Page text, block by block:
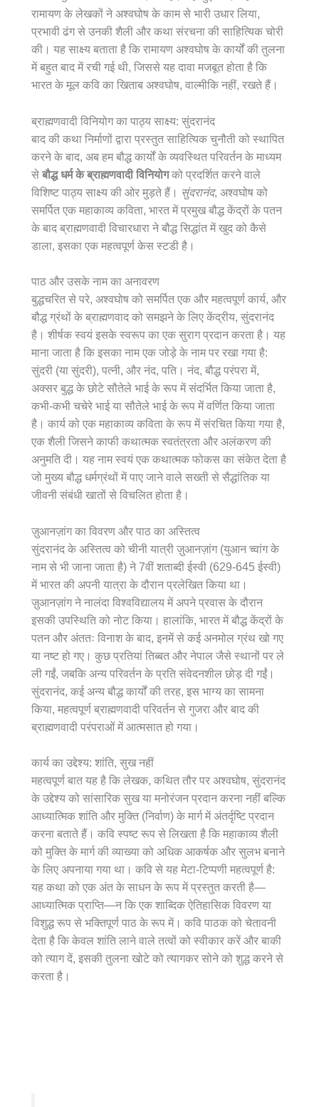
रामायण के लेखकों ने अश्वघोष के काम से भारी उधार लिया,
प्रभावी ढंग से उनकी शैली और कथा संरचना की साहित्यिक चोरी
की। यह साक्ष्य बताता है कि रामायण अश्वघोष के कार्यों की तुलना
में बहुत बाद में रची गई थी, जिससे यह दावा मजबूत होता है कि
भारत के मूल कवि का खिताब अश्वघोष, वाल्मीकि नहीं, रखते हैं।
ब्राह्मणवादी विनियोग का पाठ्य साक्ष्य: सुंदरानंद
बाद की कथा निर्माणों द्वारा प्रस्तुत साहित्यिक चुनौती को स्थापित
करने के बाद, अब हम बौद्ध कार्यों के व्यवस्थित परिवर्तन के माध्यम
से बौद्ध धर्म के ब्राह्मणवादी विनियोगको प्रदर्शित करने वाले
विशिष्ट पाठ्य साक्ष्य की ओर मुड़ते हैं। सुंदरानंद, अश्वघोष को
समर्पित एक महाकाव्य कविता, भारत में प्रमुख बौद्ध केंद्रों के पतन
के बाद ब्राह्मणवादी विचारधारा ने बौद्ध सिद्धांत में खुद को कैसे
डाला, इसका एक महत्वपूर्ण केस स्टडी है।
पाठ और उसके नाम का अनावरण
बुद्धचरित से परे, अश्वघोष को समर्पित एक और महत्वपूर्ण कार्य, और
बौद्ध ग्रंथों के ब्राह्मणवाद को समझने के लिए केंद्रीय, सुंदरानंद
है। शीर्षक स्वयं इसके स्वरूप का एक सुराग प्रदान करता है। यह
माना जाता है कि इसका नाम एक जोड़े के नाम पर रखा गया है:
सुंदरी (या सुंदरी), पत्नी, और नंद, पति। नंद, बौद्ध परंपरा में,
अक्सर बुद्ध के छोटे सौतेले भाई के रूप में संदर्भित किया जाता है,
कभी-कभी चचेरे भाई या सौतेले भाई के रूप में वर्णित किया जाता
है। कार्य को एक महाकाव्य कविता के रूप में संरचित किया गया है,
एक शैली जिसने काफी कथात्मक स्वतंत्रता और अलंकरण की
अनुमति दी। यह नाम स्वयं एक कथात्मक फोकस का संकेत देता है
जो मुख्य बौद्ध धर्मग्रंथों में पाए जाने वाले सख्ती से सैद्धांतिक या
जीवनी संबंधी खातों से विचलित होता है।
ज़ुआनज़ांग का विवरण और पाठ का अस्तित्व
सुंदरानंद के अस्तित्व को चीनी यात्री ज़ुआनज़ांग (युआन च्वांग के
नाम से भी जाना जाता है) ने 7वीं शताब्दी ईस्वी (629-645 ईस्वी)
में भारत की अपनी यात्रा के दौरान प्रलेखित किया था।
ज़ुआनज़ांग ने नालंदा विश्वविद्यालय में अपने प्रवास के दौरान
इसकी उपस्थिति को नोट किया। हालांकि, भारत में बौद्ध केंद्रों के
पतन और अंततः विनाश के बाद, इनमें से कई अनमोल ग्रंथ खो गए
या नष्ट हो गए। कुछ प्रतियां तिब्बत और नेपाल जैसे स्थानों पर ले
ली गईं, जबकि अन्य परिवर्तन के प्रति संवेदनशील छोड़ दी गईं।
सुंदरानंद, कई अन्य बौद्ध कार्यों की तरह, इस भाग्य का सामना
किया, महत्वपूर्ण ब्राह्मणवादी परिवर्तन से गुजरा और बाद की
ब्राह्मणवादी परंपराओं में आत्मसात हो गया।
कार्य का उद्देश्य: शांति, सुख नहीं
महत्वपूर्ण बात यह है कि लेखक, कथित तौर पर अश्वघोष, सुंदरानंद
के उद्देश्य को सांसारिक सुख या मनोरंजन प्रदान करना नहीं बल्कि
आध्यात्मिक शांति और मुक्ति (निर्वाण) के मार्ग में अंतर्दृष्टि प्रदान
करना बताते हैं। कवि स्पष्ट रूप से लिखता है कि महाकाव्य शैली
को मुक्ति के मार्ग की व्याख्या को अधिक आकर्षक और सुलभ बनाने
के लिए अपनाया गया था। कवि से यह मेटा-टिप्पणी महत्वपूर्ण है:
यह कथा को एक अंत के साधन के रूप में प्रस्तुत करती है—
आध्यात्मिक प्राप्ति—न कि एक शाब्दिक ऐतिहासिक विवरण या
विशुद्ध रूप से भक्तिपूर्ण पाठ के रूप में। कवि पाठक को चेतावनी
देता है कि केवल शांति लाने वाले तत्वों को स्वीकार करें और बाकी
को त्याग दें, इसकी तुलना खोटे को त्यागकर सोने को शुद्ध करने से
करता है।